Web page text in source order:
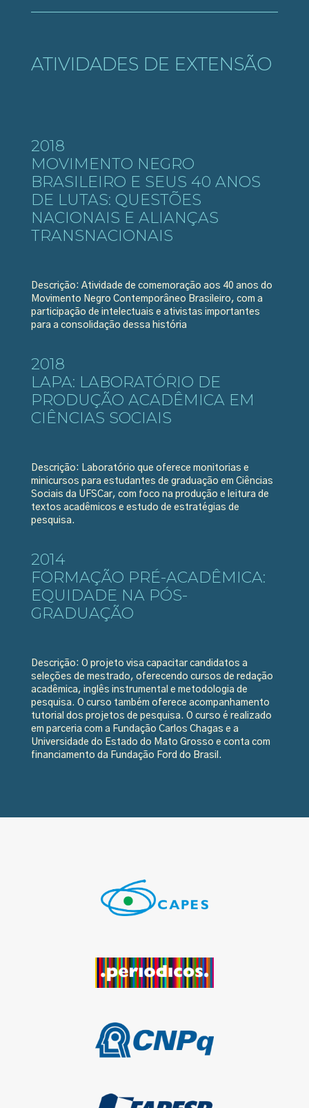
ATIVIDADES DE EXTENSÃO
2018
MOVIMENTO NEGRO
BRASILEIRO E SEUS 40 ANOS
DE LUTAS: QUESTÕES
NACIONAIS E ALIANÇAS
TRANSNACIONAIS
Descrição: Atividade de comemoração aos 40 anos do
Movimento Negro Contemporâneo Brasileiro, com a
participação de intelectuais e ativistas importantes
para a consolidação dessa história
2018
LAPA: LABORATÓRIO DE
PRODUÇÃO ACADÊMICA EM
CIÊNCIAS SOCIAIS
Descrição: Laboratório que oferece monitorias e
minicursos para estudantes de graduação em Ciências
Sociais da UFSCar, com foco na produção e leitura de
textos acadêmicos e estudo de estratégias de
pesquisa.
2014
FORMAÇÃO PRÉ-ACADÊMICA:
EQUIDADE NA PÓS-
GRADUAÇÃO
Descrição: O projeto visa capacitar candidatos a
seleções de mestrado, oferecendo cursos de redação
acadêmica, inglês instrumental e metodologia de
pesquisa. O curso também oferece acompanhamento
tutorial dos projetos de pesquisa. O curso é realizado
em parceria com a Fundação Carlos Chagas e a
Universidade do Estado do Mato Grosso e conta com
financiamento da Fundação Ford do Brasil.